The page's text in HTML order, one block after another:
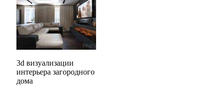
3d визуализации
интерьера загородного
дома